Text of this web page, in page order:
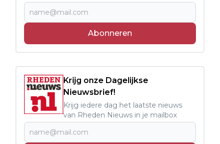
Abonneren
Krijg onze Dagelijkse
Nieuwsbrief!
Krijg iedere dag het laatste nieuws
van Rheden Nieuws in je mailbox